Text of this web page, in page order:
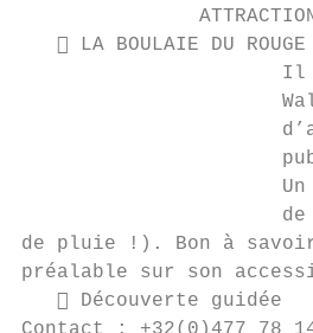
 LA BOULAIE DU ROUGE
de pluie !). Bon à
préalable sur son
    Découverte guidée